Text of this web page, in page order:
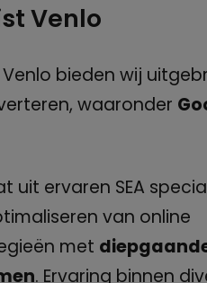
Venlo
Venlo bieden wij
waaronder
uit ervaren SEA
van online
met
. Ervaring binnen